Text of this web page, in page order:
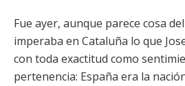
Fue ayer, aunque parece cosa
imperaba en Cataluña lo que
con toda exactitud como
pertenencia: España era la